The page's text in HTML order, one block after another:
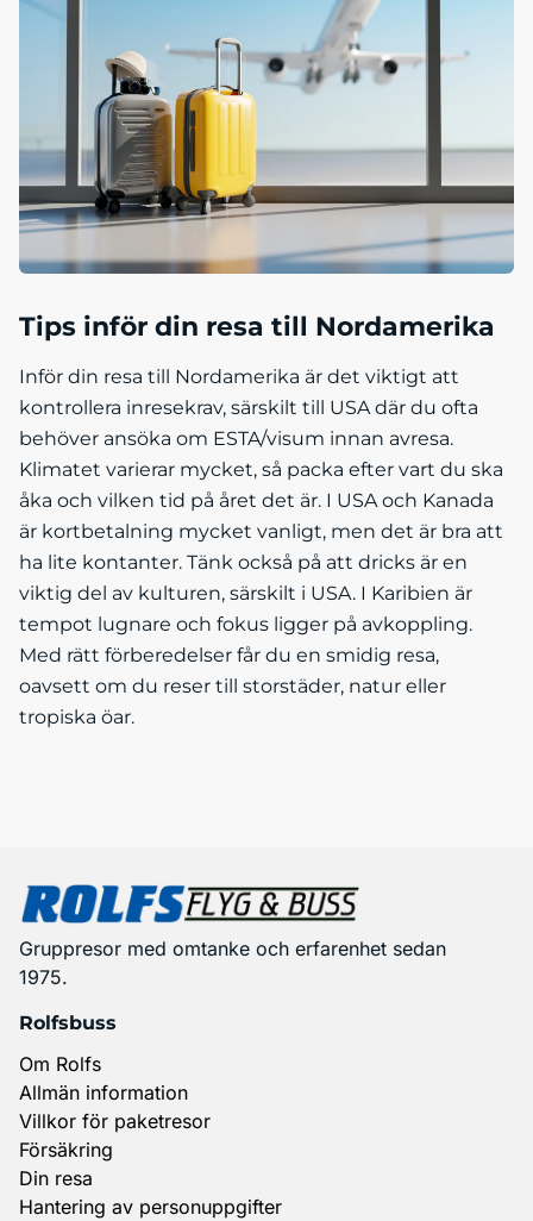
Tips inför din resa till Nordamerika
Inför din resa till Nordamerika är det viktigt att
kontrollera inresekrav, särskilt till USA där du ofta
behöver ansöka om ESTA/visum innan avresa.
Klimatet varierar mycket, så packa efter vart du ska
åka och vilken tid på året det är. I USA och Kanada
är kortbetalning mycket vanligt, men det är bra att
ha lite kontanter. Tänk också på att dricks är en
viktig del av kulturen, särskilt i USA. I Karibien är
tempot lugnare och fokus ligger på avkoppling.
Med rätt förberedelser får du en smidig resa,
oavsett om du reser till storstäder, natur eller
tropiska öar.
Gruppresor med omtanke och erfarenhet sedan
1975.
Rolfsbuss
Om Rolfs
Allmän information
Villkor för paketresor
Försäkring
Din resa
Hantering av personuppgifter